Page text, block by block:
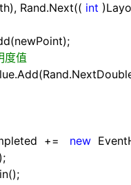
Rand.Next(( int
度值
+= new